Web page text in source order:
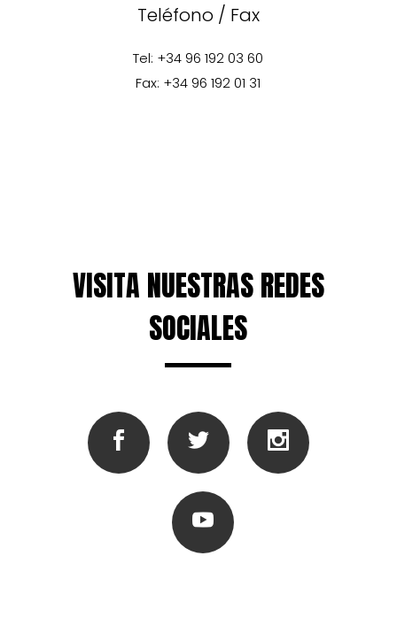
Teléfono / Fax
Tel: +34 96 192 03 60
Fax: +34 96 192 01 31
VISITA NUESTRAS REDES
SOCIALES